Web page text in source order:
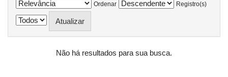
Ordenar
Registro(s)
Não há resultados para sua busca.